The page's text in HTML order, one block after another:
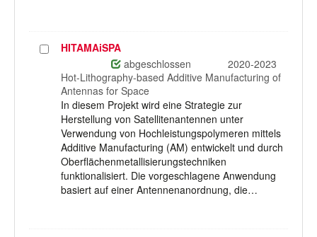
ProjektHITAMAiSPA
abgeschlossen
2020-2023
Hot-Lithography-based Additive Manufacturing of
Antennas for Space
In diesem Projekt wird eine Strategie zur
Herstellung von Satellitenantennen unter
Verwendung von Hochleistungspolymeren mittels
Additive Manufacturing (AM) entwickelt und durch
Oberflächenmetallisierungstechniken
funktionalisiert. Die vorgeschlagene Anwendung
basiert auf einer Antennenanordnung, die…